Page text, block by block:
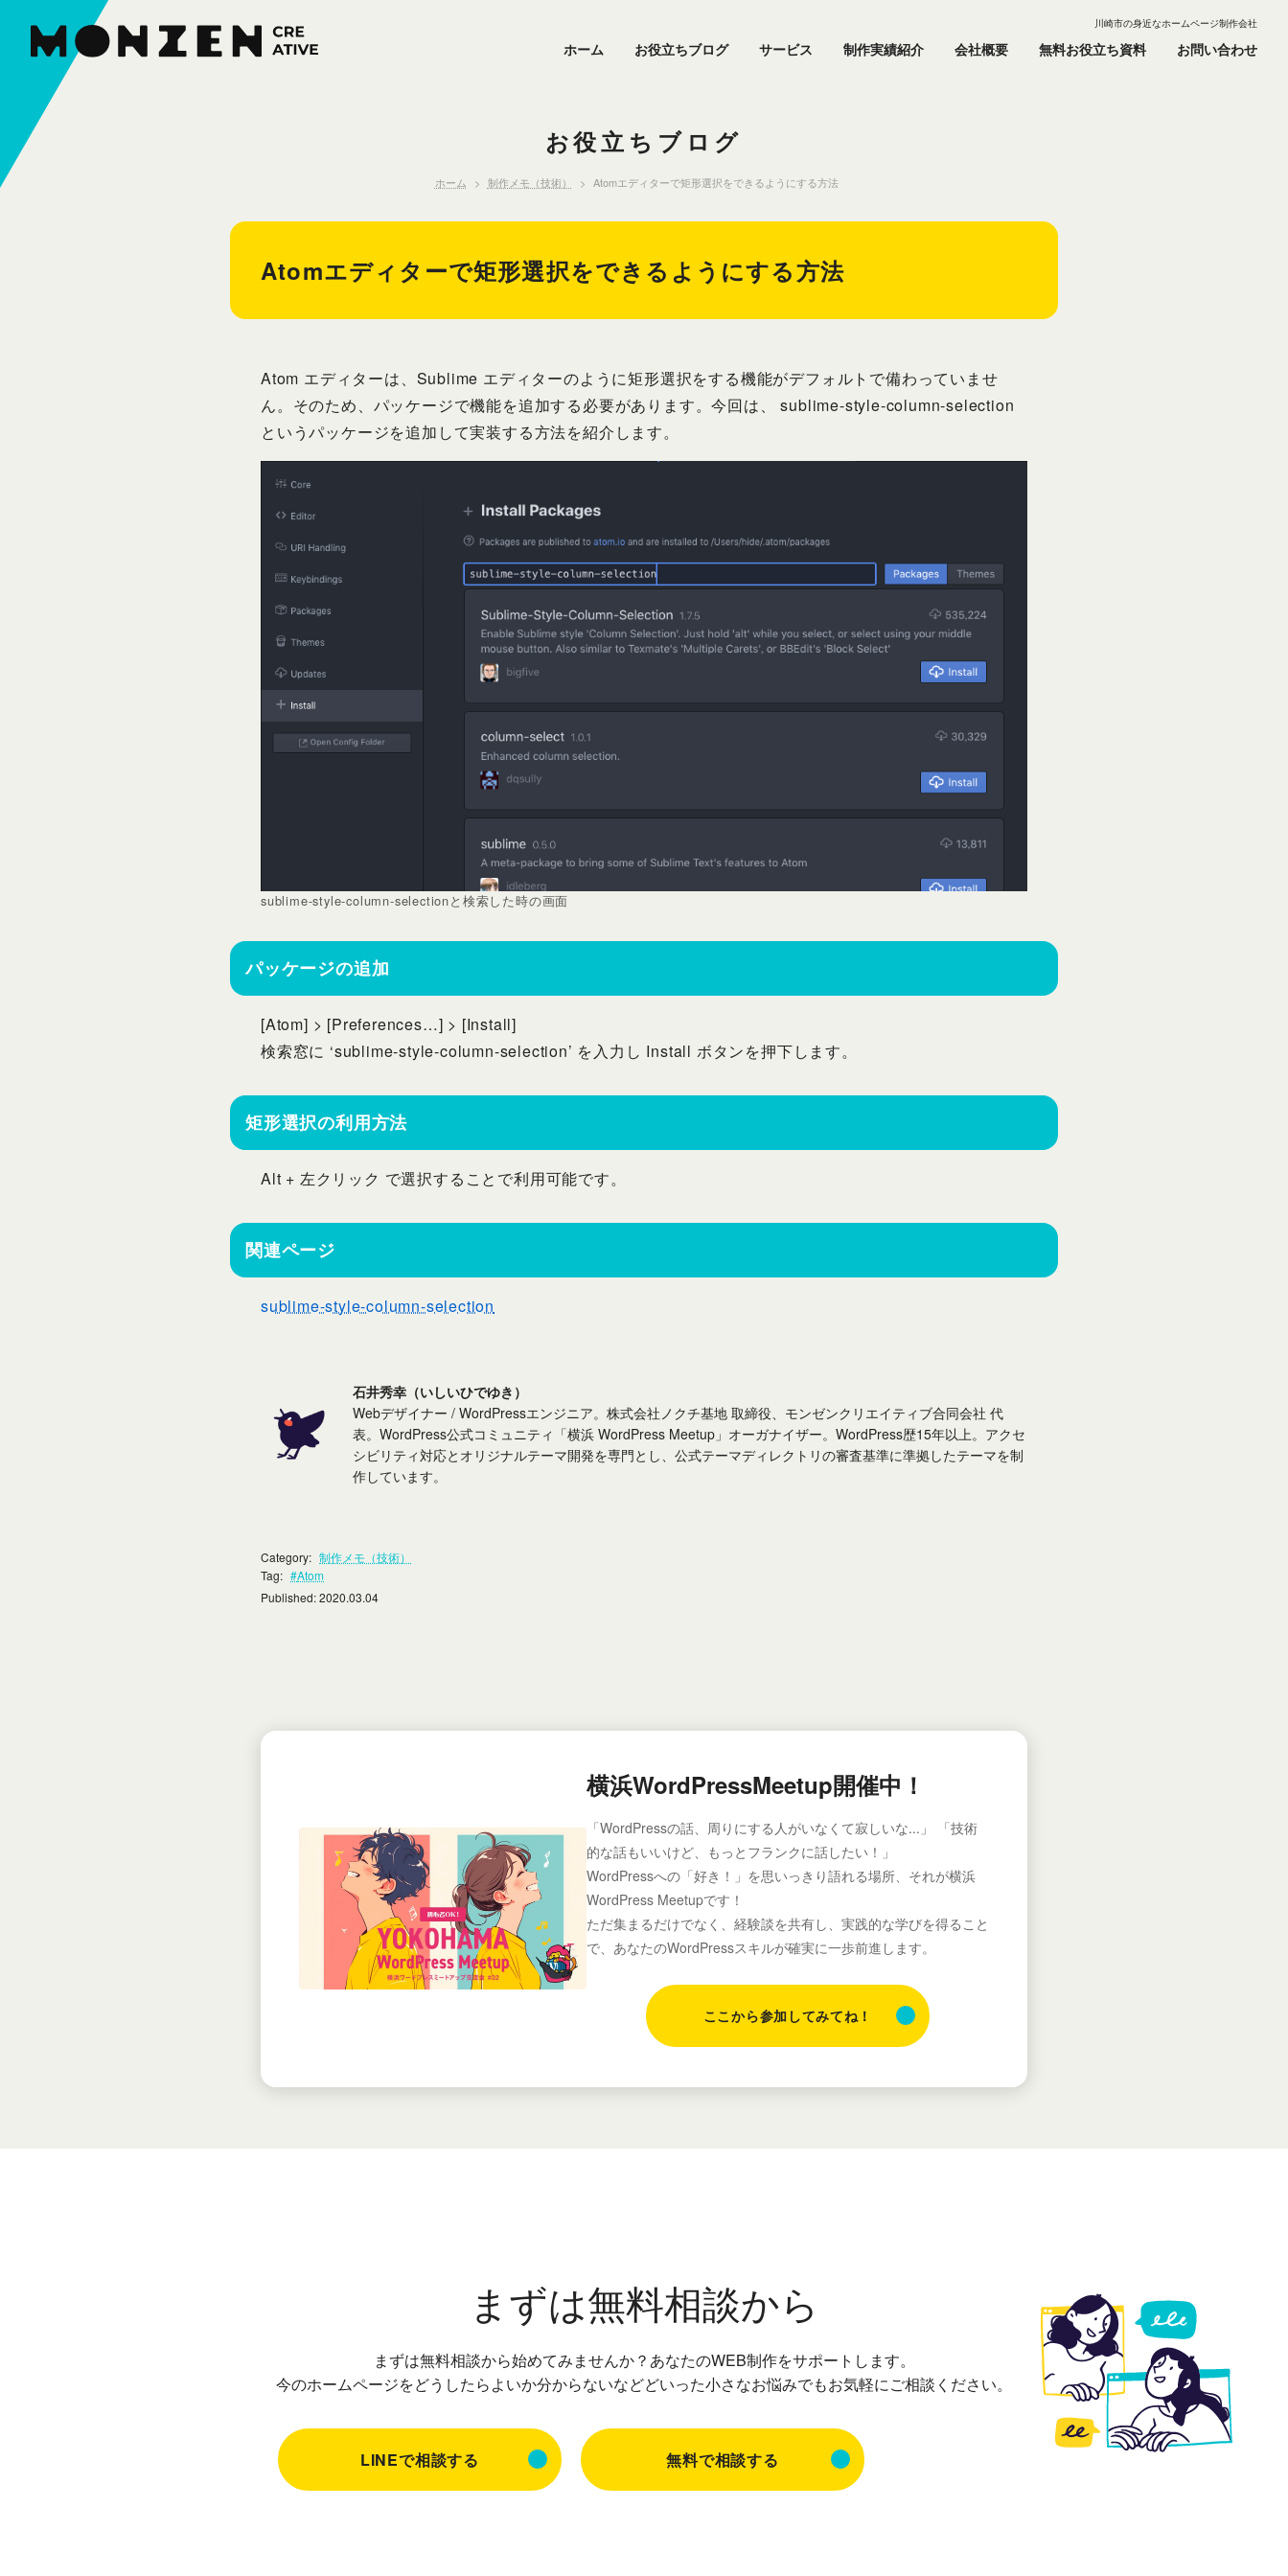
川崎市の身近なホームページ制作会社
ホーム お役立ちブログ サービス 制作実績紹介 会社概要 無料お役立ち資料 お問い合わせ
お役立ちブログ
ホーム 制作メモ（技術） Atomエディターで矩形選択をできるようにする方法
Atomエディターで矩形選択をできるようにする方法
Atom エディターは、Sublime エディターのように矩形選択をする機能がデフォルトで備わっていませ
ん。そのため、パッケージで機能を追加する必要があります。今回は、 sublime-style-column-selection
というパッケージを追加して実装する方法を紹介します。
sublime-style-column-selectionと検索した時の画面
パッケージの追加
[Atom] > [Preferences…] > [Install]
検索窓に ‘sublime-style-column-selection’ を入力し Install ボタンを押下します。
矩形選択の利用方法
Alt + 左クリック で選択することで利用可能です。
関連ページ
sublime-style-column-selection
石井秀幸（いしいひでゆき）
Webデザイナー / WordPressエンジニア。株式会社ノクチ基地 取締役、モンゼンクリエイティブ合同会社 代
表。WordPress公式コミュニティ「横浜 WordPress Meetup」オーガナイザー。WordPress歴15年以上。アクセ
シビリティ対応とオリジナルテーマ開発を専門とし、公式テーマディレクトリの審査基準に準拠したテーマを制
作しています。
Category: 制作メモ（技術）
Tag:
Atom
Published: 2020.03.04
横浜WordPressMeetup開催中！
「WordPressの話、周りにする人がいなくて寂しいな...」 「技術
的な話もいいけど、もっとフランクに話したい！」
WordPressへの「好き！」を思いっきり語れる場所、それが横浜
WordPress Meetupです！
ただ集まるだけでなく、経験談を共有し、実践的な学びを得ること
で、あなたのWordPressスキルが確実に一歩前進します。
ここから参加してみてね！
まずは無料相談から
まずは無料相談から始めてみませんか？ あなたのWEB制作をサポートします。
今のホームページをどうしたらよいか分からないなどどいった小さなお悩みでもお気軽にご相談ください。
LINEで相談する 無料で相談する